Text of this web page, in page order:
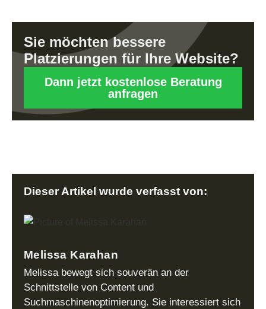
Sie möchten bessere
Platzierungen für Ihre Website?
Dann jetzt kostenlose Beratung
anfragen
Dieser Artikel wurde verfasst von:
Melissa Karahan
Melissa bewegt sich souverän an der
Schnittstelle von Content und
Suchmaschinenoptimierung. Sie interessiert sich